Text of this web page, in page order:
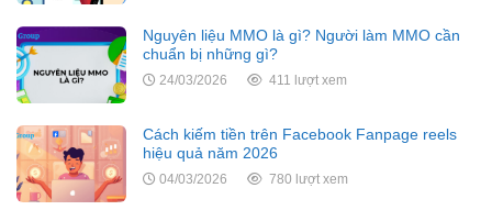
Nguyên liệu MMO là gì? Người làm MMO cần
chuẩn bị những gì?
24/03/2026 411 lượt xem
Cách kiếm tiền trên Facebook Fanpage reels
hiệu quả năm 2026
04/03/2026 780 lượt xem